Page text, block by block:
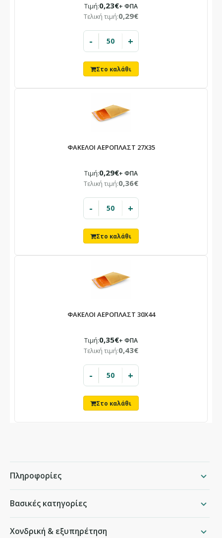
Τιμή:0,23€+ ΦΠΑ
Τελική τιμή:0,29€
- +
ΦΑΚΕΛΟΙ ΑΕΡΟΠΛΑΣΤ 27Χ35
Τιμή:0,29€+ ΦΠΑ
Τελική τιμή:0,36€
- +
ΦΑΚΕΛΟΙ ΑΕΡΟΠΛΑΣΤ 30Χ44
Τιμή:0,35€+ ΦΠΑ
Τελική τιμή:0,43€
- +
Πληροφορίες
Βασικές κατηγορίες
Χονδρική & εξυπηρέτηση